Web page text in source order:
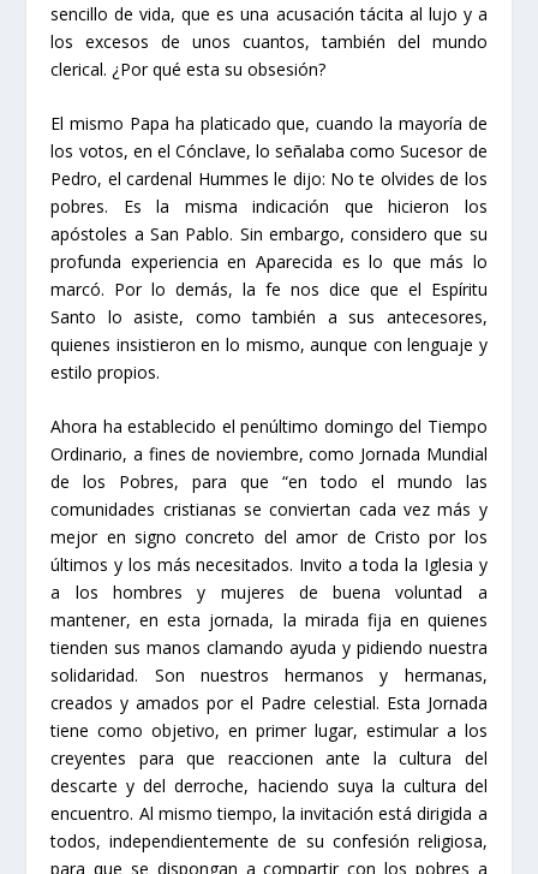
sencillo de vida, que es una acusación tácita al lujo y a
los excesos de unos cuantos, también del mundo
clerical. ¿Por qué esta su obsesión?
El mismo Papa ha platicado que, cuando la mayoría de
los votos, en el Cónclave, lo señalaba como Sucesor de
Pedro, el cardenal Hummes le dijo: No te olvides de los
pobres. Es la misma indicación que hicieron los
apóstoles a San Pablo. Sin embargo, considero que su
profunda experiencia en Aparecida es lo que más lo
marcó. Por lo demás, la fe nos dice que el Espíritu
Santo lo asiste, como también a sus antecesores,
quienes insistieron en lo mismo, aunque con lenguaje y
estilo propios.
Ahora ha establecido el penúltimo domingo del Tiempo
Ordinario, a fines de noviembre, como Jornada Mundial
de los Pobres, para que “en todo el mundo las
comunidades cristianas se conviertan cada vez más y
mejor en signo concreto del amor de Cristo por los
últimos y los más necesitados. Invito a toda la Iglesia y
a los hombres y mujeres de buena voluntad a
mantener, en esta jornada, la mirada fija en quienes
tienden sus manos clamando ayuda y pidiendo nuestra
solidaridad. Son nuestros hermanos y hermanas,
creados y amados por el Padre celestial. Esta Jornada
tiene como objetivo, en primer lugar, estimular a los
creyentes para que reaccionen ante la cultura del
descarte y del derroche, haciendo suya la cultura del
encuentro. Al mismo tiempo, la invitación está dirigida a
todos, independientemente de su confesión religiosa,
para que se dispongan a compartir con los pobres a